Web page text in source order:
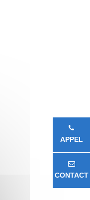
APPEL
CONTACT